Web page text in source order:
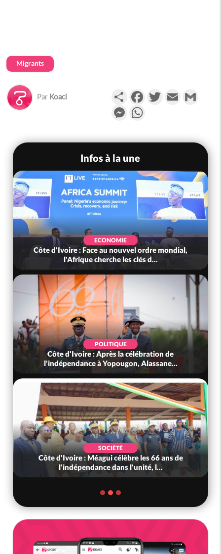
Migrants
Par Koaci PartagerFacebookTwitterEmail
Messenger
Infos à la une
ECONOMIE
Côte d'Ivoire : Face au nouvvel ordre mondial,
l'Afrique cherche les clés d...
POLITIQUE
Côte d'Ivoire : Après la célébration de
l'indépendance à Yopougon, Alassane...
SOCIÉTÉ
Côte d'Ivoire : Méagui célèbre les 66 ans de
l'indépendance dans l'unité, l...